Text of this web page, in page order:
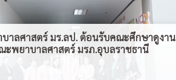
าลศาสตร์ มร.ลป. ต้อนรับคณะศึกษาดูงาน
ะพยาบาลศาสตร์ มรภ.อุบลราชธานี